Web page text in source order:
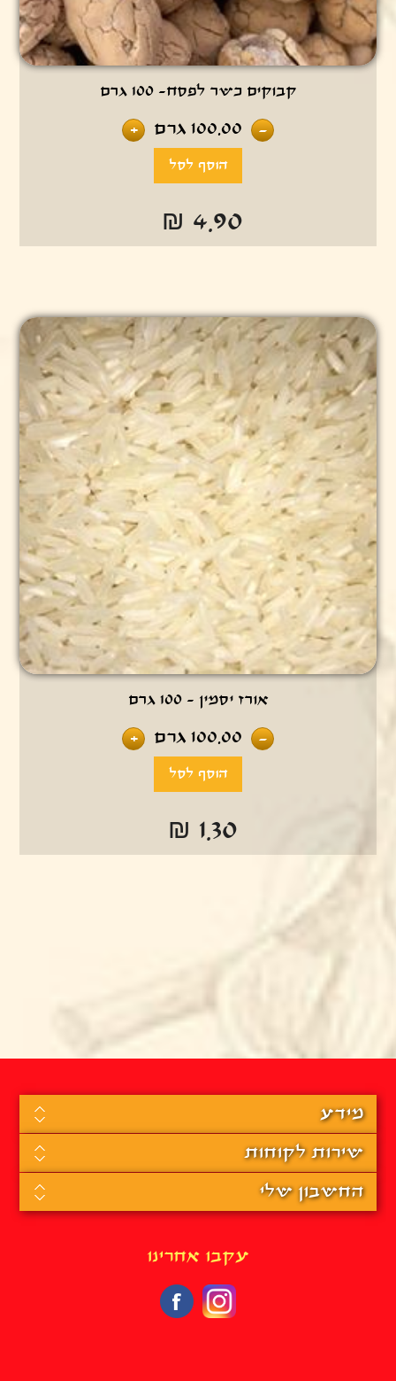
קבוקים כשר לפסח- 100 גרם
-
100.00 גרם +
₪ 4.90
אורז יסמין - 100 גרם
-
100.00 גרם +
₪ 1.30
מידע
שירות לקוחות
החשבון שלי
עקבו אחרינו